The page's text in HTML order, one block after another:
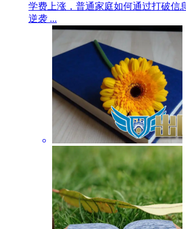
学费上涨，普通家庭如何通过打破信
逆袭 ...